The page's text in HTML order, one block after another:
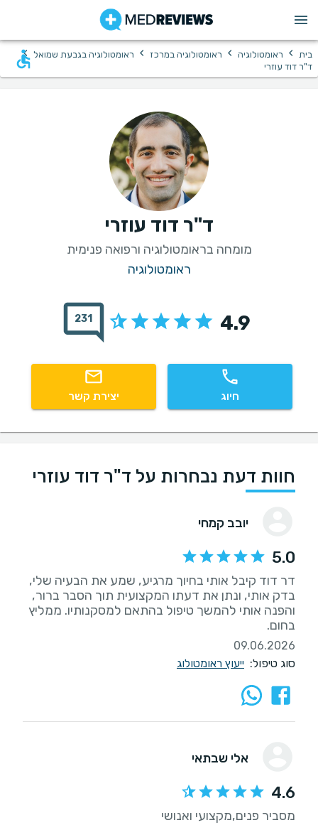
בית › ראומטולוגיה › ראומטולוגיה במרכז › ראומטולוגיה בגבעת שמואל ›
ד"ר דוד עוזרי
ד"ר דוד עוזרי
מומחה בראומטולוגיה ורפואה פנימית
ראומטולוגיה
4.9
231
חיוג יצירת קשר
חוות דעת נבחרות על ד"ר דוד עוזרי
יובב קמחי
5.0
דר דוד קיבל אותי בחיוך מרגיע, שמע את הבעיה שלי,
בדק אותי, ונתן את דעתו המקצועית תוך הסבר ברור,
והפנה אותי להמשך טיפול בהתאם למסקנותיו. ממליץ
בחום.
09.06.2026
סוג טיפול: ייעוץ ראומטולוג
אלי שבתאי
4.6
מסביר פנים,מקצועי ואנושי